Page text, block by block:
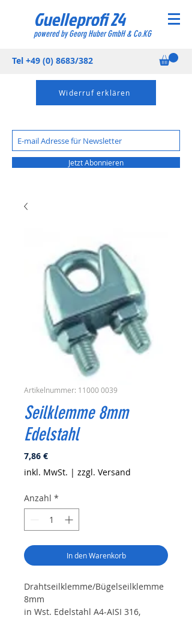
Guelleprofi 24
powered by Georg Huber GmbH & Co.KG
Tel +49 (0) 8683/382
Widerruf erklären
Jetzt Abonnieren
Artikelnummer: 11000 0039
Seilklemme 8mm
Edelstahl
7,86 €Preis
inkl. MwSt. | zzgl. Versand
Anzahl *
In den Warenkorb
Drahtseilklemme/Bügelseilklemme
8mm
in Wst. Edelstahl A4-AISI 316,